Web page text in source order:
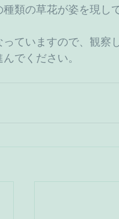
種類の草花が姿を現し
ていますので、観察
でください。